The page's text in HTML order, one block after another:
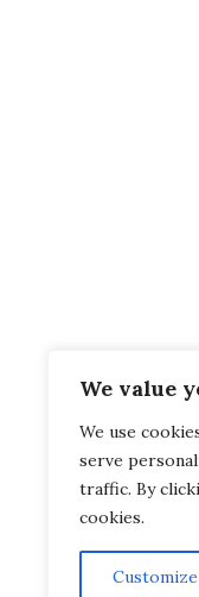
We value
We use
serve
traffic. By
cookies.
Customize